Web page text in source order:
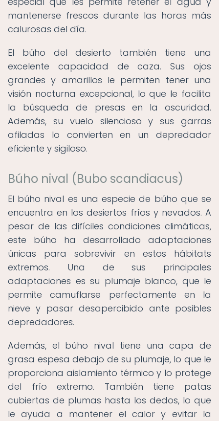
mantenerse frescos durante las horas más
calurosas del día.
El búho del desierto también tiene una
excelente capacidad de caza. Sus ojos
grandes y amarillos le permiten tener una
visión nocturna excepcional, lo que le facilita
la búsqueda de presas en la oscuridad.
Además, su vuelo silencioso y sus garras
afiladas lo convierten en un depredador
eficiente y sigiloso.
Búho nival (Bubo scandiacus)
El búho nival es una especie de búho que se
encuentra en los desiertos fríos y nevados. A
pesar de las difíciles condiciones climáticas,
este búho ha desarrollado adaptaciones
únicas para sobrevivir en estos hábitats
extremos. Una de sus principales
adaptaciones es su plumaje blanco, que le
permite camuflarse perfectamente en la
nieve y pasar desapercibido ante posibles
depredadores.
Además, el búho nival tiene una capa de
grasa espesa debajo de su plumaje, lo que le
proporciona aislamiento térmico y lo protege
del frío extremo. También tiene patas
cubiertas de plumas hasta los dedos, lo que
le ayuda a mantener el calor y evitar la